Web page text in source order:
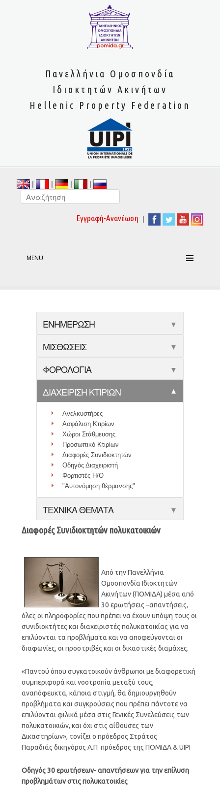
Πανελλήνια Ομοσπονδία
Ιδιοκτητών Ακινήτων
Hellenic Property Federation
| | | |
Εγγραφή-Ανανέωση |
MENU
ΕΝΗΜΕΡΩΣΗ ▼
ΜΙΣΘΩΣΕΙΣ ▼
ΦΟΡΟΛΟΓΙΑ ▼
ΔΙΑΧΕΙΡΙΣΗ ΚΤΙΡΙΩΝ ▼
Ανελκυστήρες
Ασφάλιση Κτιρίων
Χώροι Στάθμευσης
Προσωπικό Κτιρίων
Διαφορές Συνιδιοκτητών
Οδηγός Διαχειριστή
Φορτιστές Η/Ο
"Αυτονόμηση θέρμανσης"
ΤΕΧΝΙΚΑ ΘΕΜΑΤΑ ▼
Διαφορές Συνιδιοκτητών πολυκατοικιών
Από την Πανελλήνια
Ομοσπονδία Ιδιοκτητών
Ακινήτων (ΠΟΜΙΔΑ) μέσα από
30 ερωτήσεις –απαντήσεις,
όλες οι πληροφορίες που πρέπει να έχουν υπόψη τους οι
συνιδιοκτήτες και διαχειριστές πολυκατοικίας για να
επιλύονται τα προβλήματα και να αποφεύγονται οι
διαφωνίες, οι προστριβές και οι δικαστικές διαμάχες.
«Παντού όπου συγκατοικούν άνθρωποι με διαφορετική
συμπεριφορά και νοοτροπία μεταξύ τους,
αναπόφευκτα, κάποια στιγμή, θα δημιουργηθούν
προβλήματα και συγκρούσεις που πρέπει πάντοτε να
επιλύονται φιλικά μέσα στις Γενικές Συνελεύσεις των
πολυκατοικιών, και όχι στις αίθουσες των
Δικαστηρίων», τονίζει ο πρόεδρος Στράτος
Παραδιάς δικηγόρος Α.Π πρόεδρος της ΠΟΜΙΔΑ & UIPI
Οδηγός 30 ερωτήσεων- απαντήσεων για την επίλυση
προβλημάτων στις πολυκατοικίες